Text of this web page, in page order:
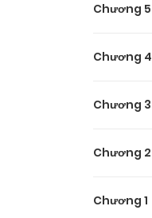
Chương 5
Chương 4
Chương 3
Chương 2
Chương 1